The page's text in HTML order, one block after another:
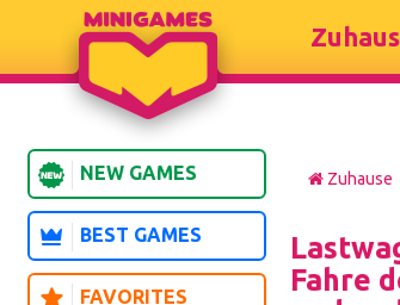
NEW GAMES
BEST GAMES
FAVORITES
Zuhause
Fahre